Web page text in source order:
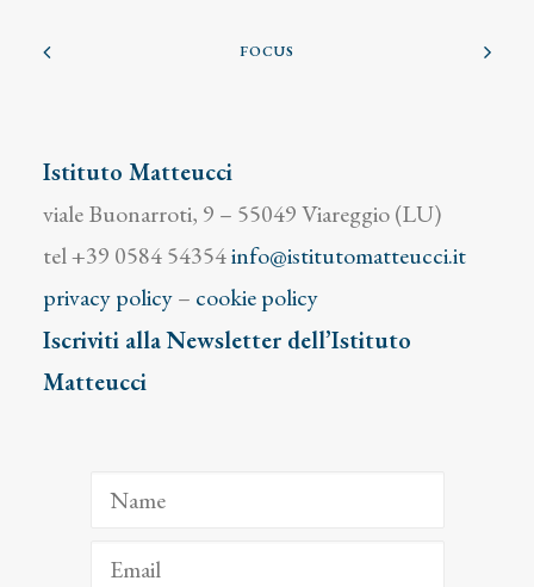
FOCUS
Istituto Matteucci
viale Buonarroti, 9 – 55049 Viareggio (LU)
tel +39 0584 54354info@istitutomatteucci.it
privacy policy– cookie policy
Iscriviti alla Newsletter dell’Istituto
Matteucci